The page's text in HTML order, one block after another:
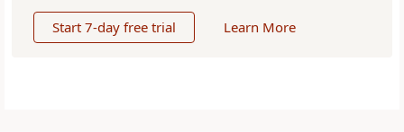
Start 7-day free trial Learn More